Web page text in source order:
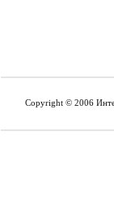
Copyright © 2006